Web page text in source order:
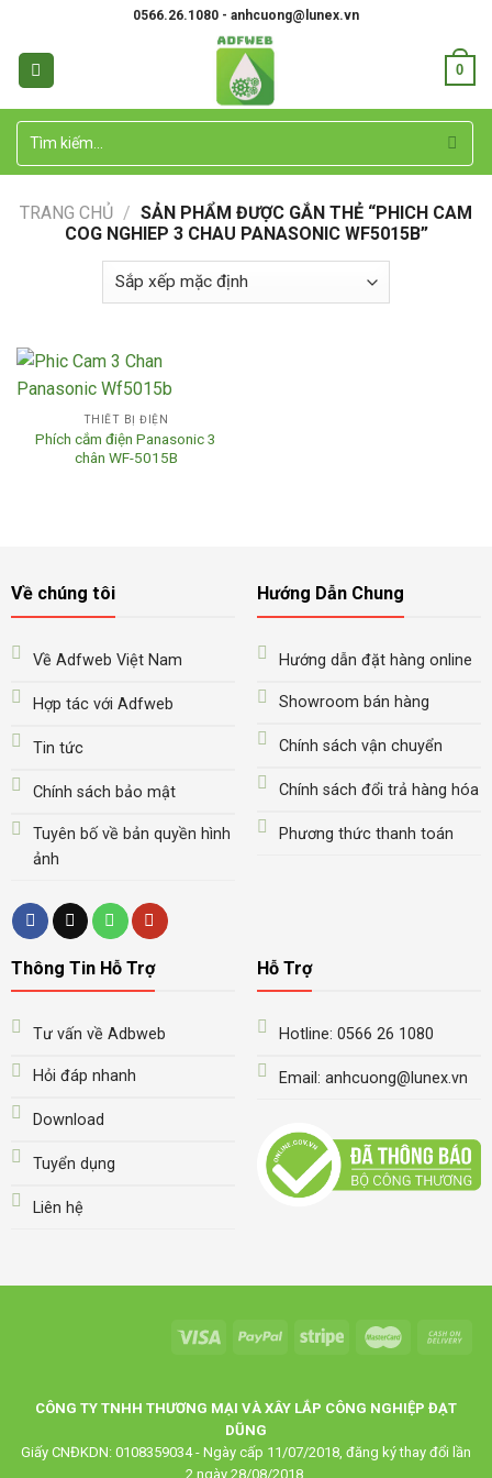
content
0566.26.1080 - anhcuong@lunex.vn
0
Tìm
TRANG CHỦ / SẢN PHẨM ĐƯỢC GẮN THẺ “PHICH CAM
COG NGHIEP 3 CHAU PANASONIC WF5015B”
THIẾT BỊ ĐIỆN
Phích cắm điện Panasonic 3
chân WF-5015B
Về chúng tôi
Về Adfweb Việt Nam
Hợp tác với Adfweb
Tin tức
Chính sách bảo mật
Tuyên bố về bản quyền hình
ảnh
Hướng Dẫn Chung
Hướng dẫn đặt hàng online
Showroom bán hàng
Chính sách vận chuyển
Chính sách đổi trả hàng hóa
Phương thức thanh toán
Thông Tin Hỗ Trợ
Tư vấn về Adbweb
Hỏi đáp nhanh
Download
Tuyển dụng
Liên hệ
Hỗ Trợ
Hotline: 0566 26 1080
Email: anhcuong@lunex.vn
CÔNG TY TNHH THƯƠNG MẠI VÀ XÂY LẮP CÔNG NGHIỆP ĐẠT
DŨNG
Giấy CNĐKDN: 0108359034 - Ngày cấp 11/07/2018, đăng ký thay đổi lần
2 ngày 28/08/2018.